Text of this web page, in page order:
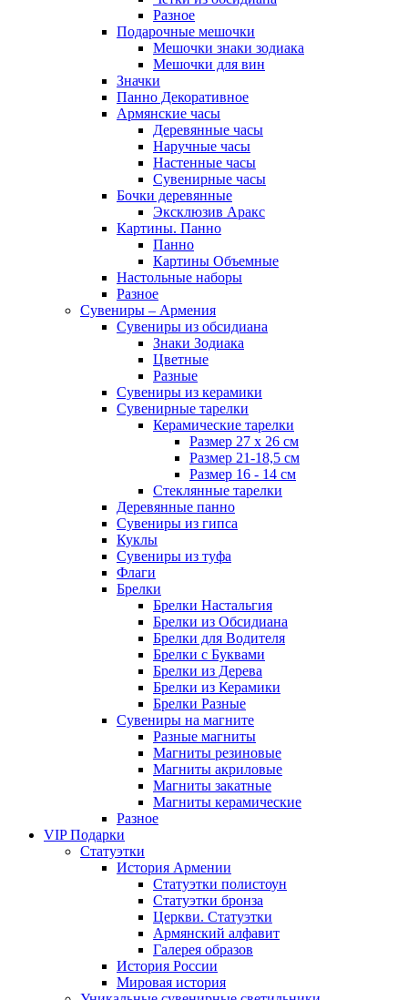
Разное
Подарочные мешочки
Мешочки знаки зодиака
Мешочки для вин
Значки
Панно Декоративное
Армянские часы
Деревянные часы
Наручные часы
Настенные часы
Сувенирные часы
Бочки деревянные
Эксклюзив Аракс
Картины. Панно
Панно
Картины Объемные
Настольные наборы
Разное
Сувениры – Армения
Сувениры из обсидиана
Знаки Зодиака
Цветные
Разные
Сувениры из керамики
Сувенирные тарелки
Керамические тарелки
Размер 27 х 26 см
Размер 21-18,5 см
Размер 16 - 14 см
Стеклянные тарелки
Деревянные панно
Сувениры из гипса
Куклы
Сувениры из туфа
Флаги
Брелки
Брелки Настальгия
Брелки из Обсидиана
Брелки для Водителя
Брелки с Буквами
Брелки из Дерева
Брелки из Керамики
Брелки Разные
Сувениры на магните
Разные магниты
Магниты резиновые
Магниты акриловые
Магниты закатные
Магниты керамические
Разное
VIP Подарки
Статуэтки
История Армении
Статуэтки полистоун
Статуэтки бронза
Церкви. Статуэтки
Армянский алфавит
Галерея образов
История России
Мировая история